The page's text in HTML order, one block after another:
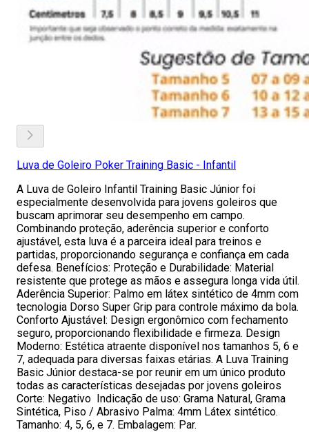
Luva de Goleiro Poker Training Basic - Infantil
A Luva de Goleiro Infantil Training Basic Júnior foi
especialmente desenvolvida para jovens goleiros que
buscam aprimorar seu desempenho em campo.
Combinando proteção, aderência superior e conforto
ajustável, esta luva é a parceira ideal para treinos e
partidas, proporcionando segurança e confiança em cada
defesa. Benefícios: Proteção e Durabilidade: Material
resistente que protege as mãos e assegura longa vida útil.
Aderência Superior: Palmo em látex sintético de 4mm com
tecnologia Dorso Super Grip para controle máximo da bola.
Conforto Ajustável: Design ergonômico com fechamento
seguro, proporcionando flexibilidade e firmeza. Design
Moderno: Estética atraente disponível nos tamanhos 5, 6 e
7, adequada para diversas faixas etárias. A Luva Training
Basic Júnior destaca-se por reunir em um único produto
todas as características desejadas por jovens goleiros
Corte: Negativo Indicação de uso: Grama Natural, Grama
Sintética, Piso / Abrasivo Palma: 4mm Látex sintético.
Tamanho: 4, 5, 6, e 7. Embalagem: Par.